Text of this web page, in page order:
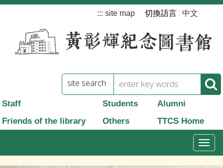
跳
::: site map 切換語言 : 中文
site search
Staff Students
Alumni
Friends of the library
Others TTCS Home
T